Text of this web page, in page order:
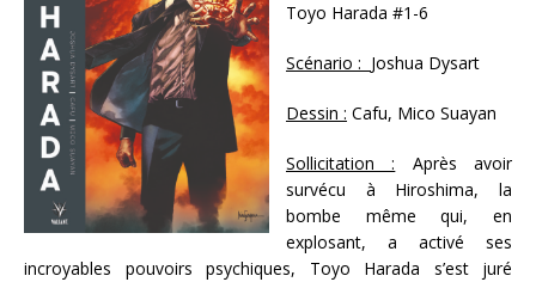
Toyo Harada #1-6
Scénario : Joshua Dysart
Dessin : Cafu, Mico Suayan
Sollicitation : Après avoir
survécu à Hiroshima, la
bombe même qui, en
explosant, a activé ses
incroyables pouvoirs psychiques, Toyo Harada s’est juré